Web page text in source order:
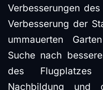
Verbesserungen
Verbesserung der
ummauerten
Suche nach
des
Nachbildung und